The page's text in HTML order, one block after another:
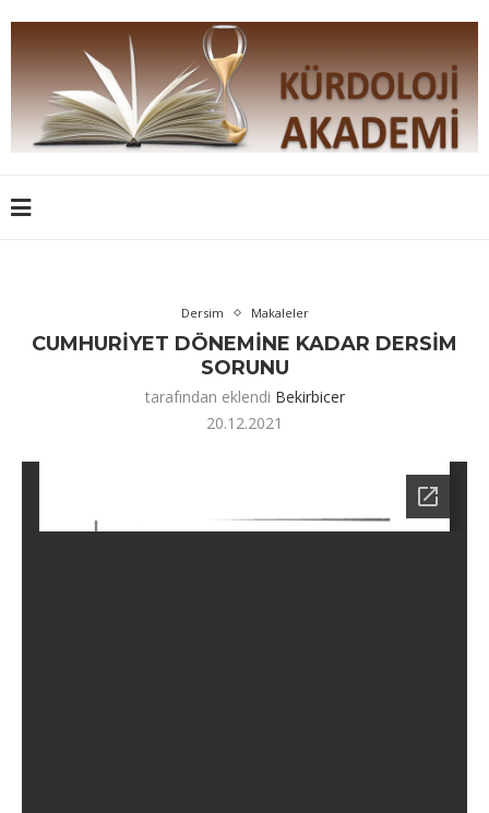
Dersim Makaleler
CUMHURİYET DÖNEMİNE KADAR DERSİM
SORUNU
tarafından eklendi Bekirbicer
20.12.2021